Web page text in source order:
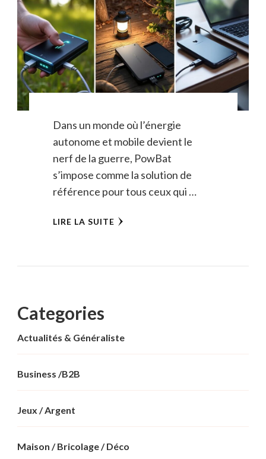
Dans un monde où l’énergie
autonome et mobile devient le
nerf de la guerre, PowBat
s’impose comme la solution de
référence pour tous ceux qui …
LIRE LA SUITE
Categories
Actualités & Généraliste
Business /B2B
Jeux / Argent
Maison / Bricolage / Déco